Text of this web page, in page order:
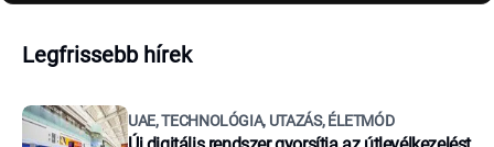
Legfrissebb hírek
UAE, TECHNOLÓGIA, UTAZÁS, ÉLETMÓD